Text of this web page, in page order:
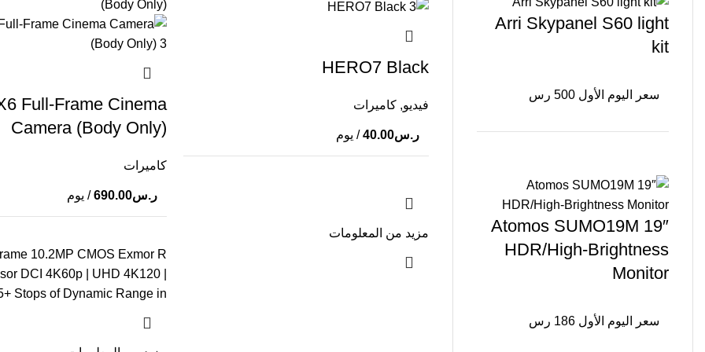
عدسات
إضائات و استوديو
شاشات وأجهزة تسجيل
مايكروفونات
أجهزة التسجيل
اكسسوارات
أخرى
Arri Skypanel S60 light
kit
سعر اليوم الأول 500 رس
Atomos SUMO19M 19″
HDR/High-Brightness
Monitor
سعر اليوم الأول 186 رس
HERO7 Black
فيديو, كاميرات
ر.س40.00/ يوم
مزيد من المعلومات
Full-Frame Cinema
Camera (Body Only)
كاميرات
ر.س690.00/ يوم
10.2MP CMOS Exmor R
DCI 4K60p | UHD 4K120 |
Stops of Dynamic Range in